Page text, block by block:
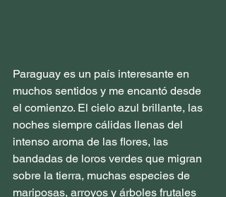
Paraguay es un país interesante en
muchos sentidos y me encantó desde
el comienzo. El cielo azul brillante, las
noches siempre cálidas llenas del
intenso aroma de las flores, las
bandadas de loros verdes que migran
sobre la tierra, muchas especies de
mariposas, arroyos y árboles frutales